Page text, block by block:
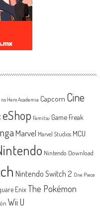
Hero Academia Capcom Cine
eShop Famitsu Game Freak
Marvel Marvel Studios MCU
Nintendo Download
Nintendo Switch 2 One Piece
EnixThe Pokémon
Wii U